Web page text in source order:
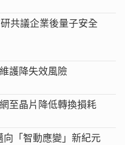
共議企業後量子安全
護降失效風險
至晶片降低轉換損耗
「智動應變」新紀元